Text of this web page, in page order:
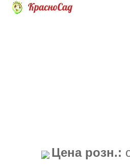
Цена розн.: